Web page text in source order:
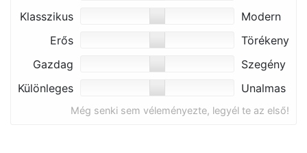
Klasszikus
Modern
Erős
Törékeny
Gazdag
Szegény
Különleges
Unalmas
Még senki sem véleményezte, legyél te az első!